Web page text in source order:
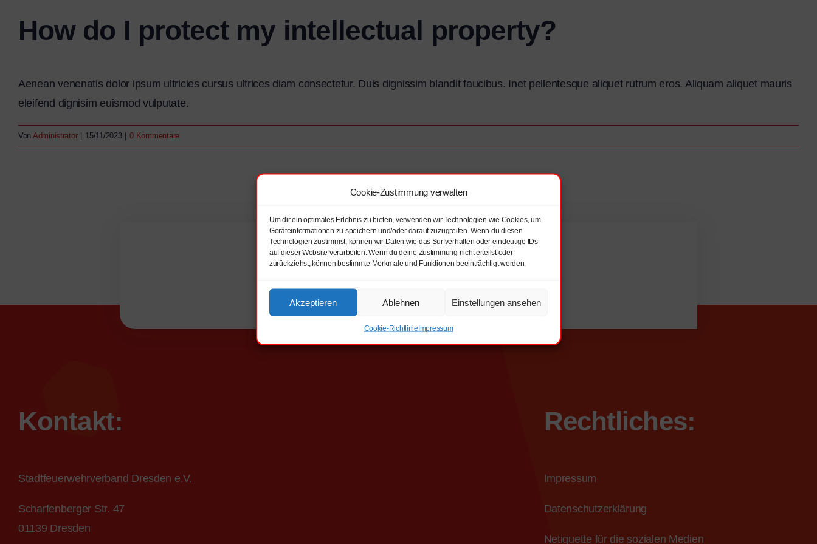
Cookie-Zustimmung verwalten
Um dir ein optimales Erlebnis zu bieten, verwenden wir Technologien wie Cookies, um
Geräteinformationen zu speichern und/oder darauf zuzugreifen. Wenn du diesen
Technologien zustimmst, können wir Daten wie das Surfverhalten oder eindeutige IDs
auf dieser Website verarbeiten. Wenn du deine Zustimmung nicht erteilst oder
zurückziehst, können bestimmte Merkmale und Funktionen beeinträchtigt werden.
Akzeptieren Ablehnen Einstellungen ansehen
Cookie-RichtlinieImpressum
How do I protect my intellectual property?
Aenean venenatis dolor ipsum ultricies cursus ultrices diam consectetur. Duis dignissim blandit faucibus. Inet pellentesque aliquet rutrum eros. Aliquam aliquet mauris
eleifend dignisim euismod vulputate.
Von Administrator 15/11/2023 0 Kommentare
Kontakt:
Stadtfeuerwehrverband Dresden e.V.
Scharfenberger Str. 47
01139 Dresden
Rechtliches:
Impressum
Datenschutzerklärung
Netiquette für die sozialen Medien